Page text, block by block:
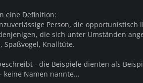
eine Definition:
Person, die opportunistisch
die sich unter Umständen
Spaßvogel, Knalltüte.
- die Beispiele dienten als
Namen nannte...